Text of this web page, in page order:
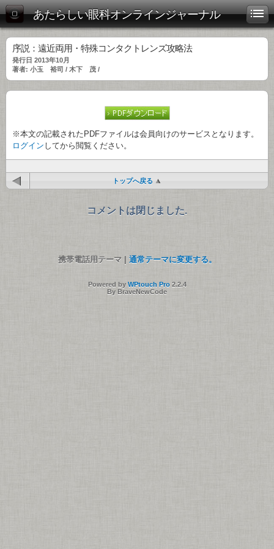
あたらしい眼科オンラインジャーナル
序説：遠近両用・特殊コンタクトレンズ攻略法
発行日 2013年10月
著者: 小玉 裕司 / 木下 茂 /
※本文の記載されたPDFファイルは会員向けのサービスとなります。
ログイン してから閲覧ください。
トップへ戻る
コメントは閉じました.
携帯電話用テーマ | 通常テーマに変更する。
Powered by WPtouch Pro2.2.4
By BraveNewCode